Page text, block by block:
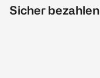
Sicher bezahlen